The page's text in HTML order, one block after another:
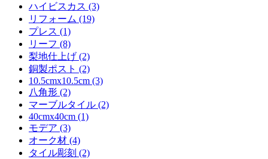
ハイビスカス (3)
リフォーム (19)
プレス (1)
リーフ (8)
梨地仕上げ (2)
銅製ポスト (2)
10.5cmx10.5cm (3)
八角形 (2)
マーブルタイル (2)
40cmx40cm (1)
モデア (3)
オーク材 (4)
タイル彫刻 (2)